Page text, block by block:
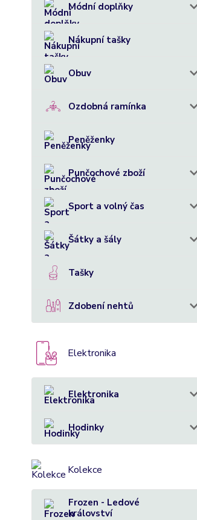
Módní doplňky
Nákupní tašky
Obuv
Ozdobná ramínka
Peněženky
Punčochové zboží
Sport a volný čas
Šátky a šály
Tašky
Zdobení nehtů
Elektronika
Elektronika
Hodinky
Kolekce
Frozen - Ledové
království